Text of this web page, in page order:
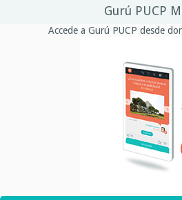
Gurú PUCP
Accede a Gurú PUCP desde